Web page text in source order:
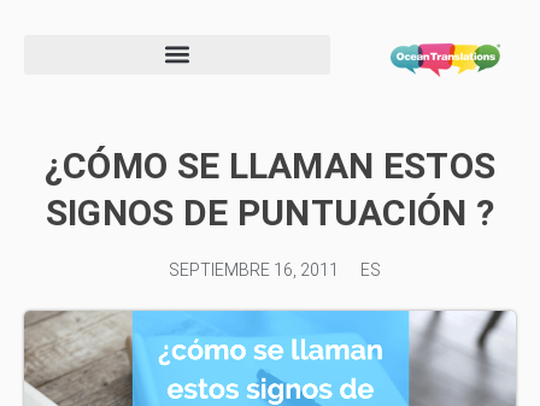
¿CÓMO SE LLAMAN ESTOS
SIGNOS DE PUNTUACIÓN ?
SEPTIEMBRE 16, 2011 ES